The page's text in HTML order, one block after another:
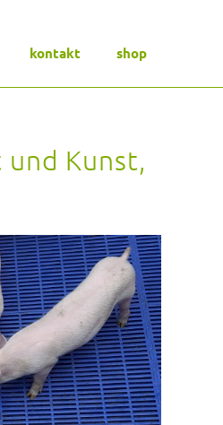
kontakt shop
Kunst,